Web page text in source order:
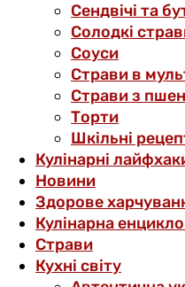
Сендвічі та
Солодкі
Соуси
Страви в
Страви з
Торти
Шкільні
Кулінарні
Новини
Здорове
Кулінарна
Страви
Кухні світу